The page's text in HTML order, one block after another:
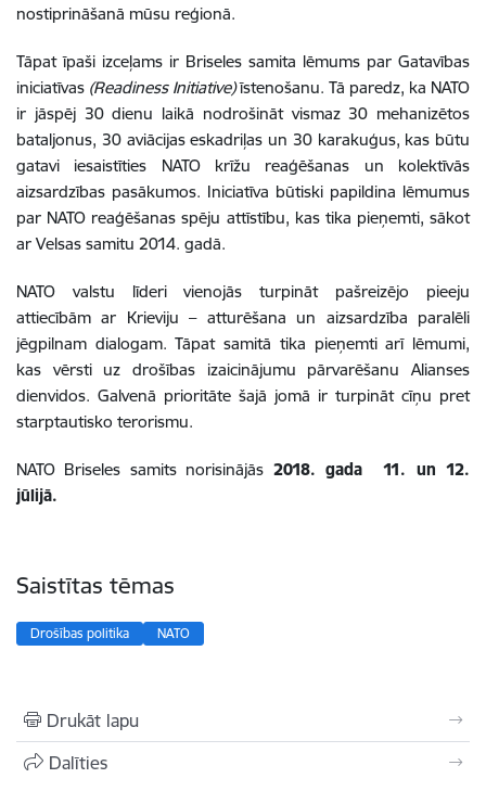
nostiprināšanā mūsu reģionā.
Tāpat īpaši izceļams ir Briseles samita lēmums par Gatavības
iniciatīvas (Readiness Initiative)īstenošanu. Tā paredz, ka NATO
ir jāspēj 30 dienu laikā nodrošināt vismaz 30 mehanizētos
bataljonus, 30 aviācijas eskadriļas un 30 karakuģus, kas būtu
gatavi iesaistīties NATO krīžu reaģēšanas un kolektīvās
aizsardzības pasākumos. Iniciatīva būtiski papildina lēmumus
par NATO reaģēšanas spēju attīstību, kas tika pieņemti, sākot
ar Velsas samitu 2014. gadā.
NATO valstu līderi vienojās turpināt pašreizējo pieeju
attiecībām ar Krieviju – atturēšana un aizsardzība paralēli
jēgpilnam dialogam. Tāpat samitā tika pieņemti arī lēmumi,
kas vērsti uz drošības izaicinājumu pārvarēšanu Alianses
dienvidos. Galvenā prioritāte šajā jomā ir turpināt cīņu pret
starptautisko terorismu.
NATO Briseles samits norisinājās 2018. gada 11. un 12.
jūlijā.
Saistītas tēmas
Drošības politika NATO
Drukāt lapu
Dalīties